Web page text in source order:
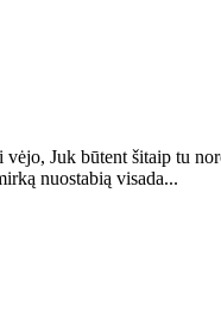
Juk būtent šitaip tu
nuostabią visada...